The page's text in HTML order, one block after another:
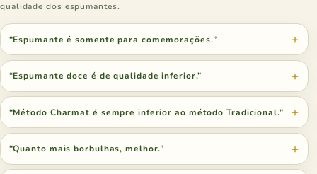
qualidade dos espumantes.
“Espumante é somente para comemorações.”
“Espumante doce é de qualidade inferior.”
“Método Charmat é sempre inferior ao método Tradicional.”
“Quanto mais borbulhas, melhor.”